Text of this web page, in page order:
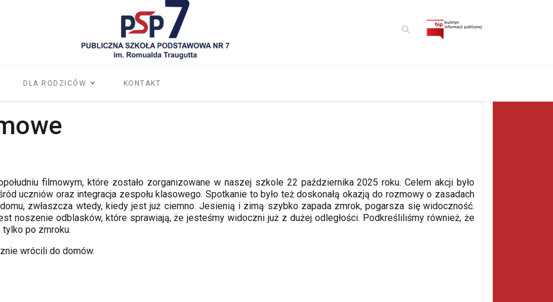
DLA RODZICÓW KONTAKT
filmowym, które zostało zorganizowane w naszej szkole 22 października 2025 roku. Celem akcji było
uczniów oraz integracja zespołu klasowego. Spotkanie to było też doskonałą okazją do rozmowy o zasadach
zwłaszcza wtedy, kiedy jest już ciemno. Jesienią i zimą szybko zapada zmrok, pogarsza się widoczność.
noszenie odblasków, które sprawiają, że jesteśmy widoczni już z dużej odległości. Podkreśliliśmy również, że
po zmroku.
wrócili do domów.